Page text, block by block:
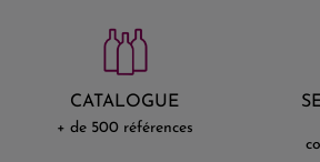
CATALOGUE
+ de 500 références